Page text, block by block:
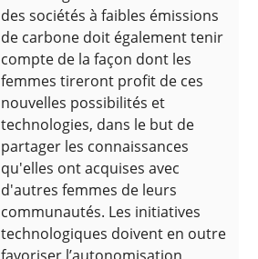
des sociétés à faibles émissions
de carbone doit également tenir
compte de la façon dont les
femmes tireront profit de ces
nouvelles possibilités et
technologies, dans le but de
partager les connaissances
qu'elles ont acquises avec
d'autres femmes de leurs
communautés. Les initiatives
technologiques doivent en outre